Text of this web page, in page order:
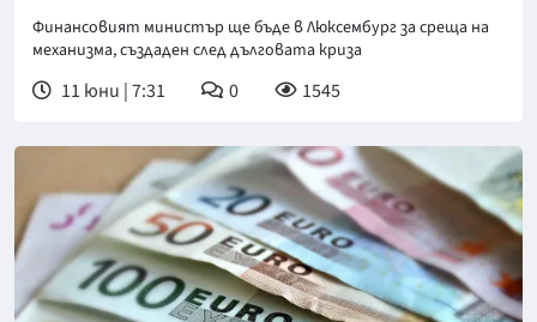
Финансовият министър ще бъде в Люксембург за среща на
механизма, създаден след дълговата криза
11 юни | 7:31 0 1545